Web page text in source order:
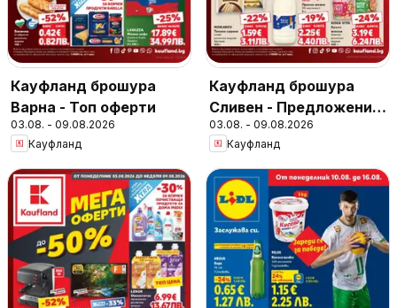
Кауфланд брошура
Варна - Топ оферти
03.08. - 09.08.2026
Кауфланд
Кауфланд брошура
Сливен - Предложения
за цялото семейство
03.08. - 09.08.2026
Кауфланд